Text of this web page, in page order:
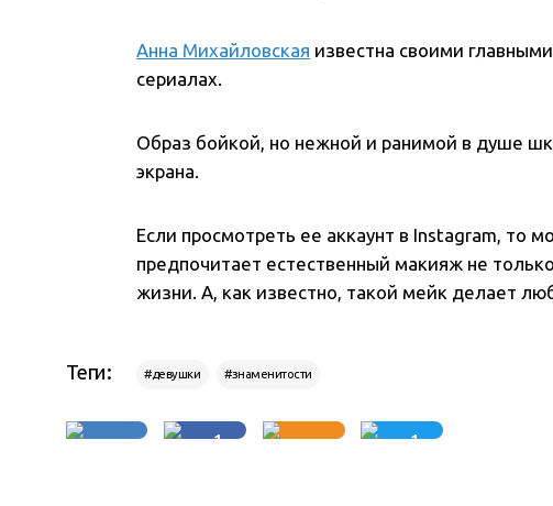
Анна Михайловская известна своими
сериалах.
Образ бойкой, но нежной и ранимой в душе
экрана.
Если просмотреть ее аккаунт в Instagram, то
предпочитает естественный макияж не
жизни. А, как известно, такой мейк делает
Теги: #девушки #знаменитости
1 1